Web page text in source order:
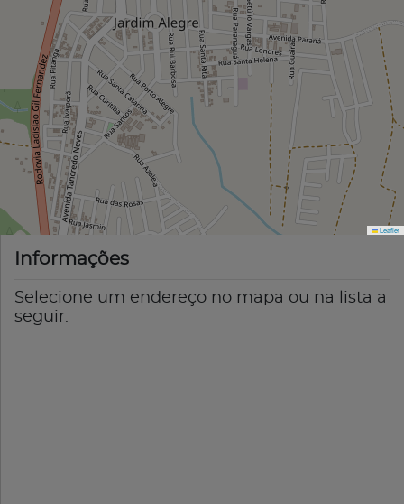
Leaflet
Informações
Selecione um endereço no mapa ou na lista a
seguir: